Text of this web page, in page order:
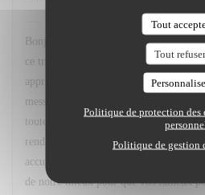
Tout
Tout refuser
Politique de protection des
Politique de gestion
L'OPALE RESTAURANT a
Bonjour M. Matthews, Un grand
ce très gentil commentaire. Nous
apprécié l'accueil, le service ainsi que
message sera transmis avec grand
toute l'équipe, qui seront ravis de
rendre votre soirée agréable. Nous
accueillir à nouveau à votre table 113.
de notre mieux pour que vos fameux